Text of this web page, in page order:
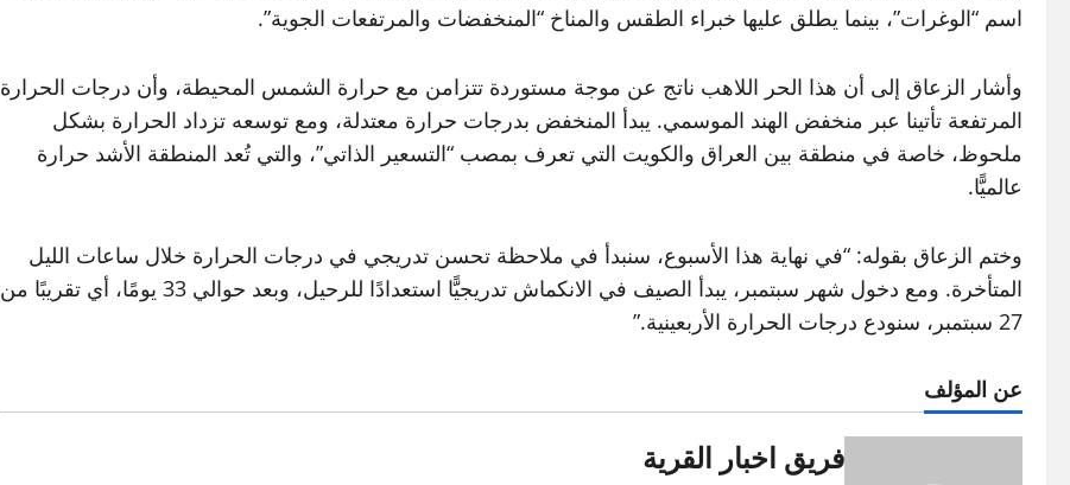
اسم “الوغرات”، بينما يطلق عليها خبراء الطقس والمناخ “المنخفضات والمرتفعات الجوية”.
وأشار الزعاق إلى أن هذا الحر اللاهب ناتج عن موجة مستوردة تتزامن مع حرارة الشمس المحيطة، وأن درجات الحرارة
المرتفعة تأتينا عبر منخفض الهند الموسمي. يبدأ المنخفض بدرجات حرارة معتدلة، ومع توسعه تزداد الحرارة بشكل
ملحوظ، خاصة في منطقة بين العراق والكويت التي تعرف بمصب “التسعير الذاتي”، والتي تُعد المنطقة الأشد حرارة
عالميًّا.
وختم الزعاق بقوله: “في نهاية هذا الأسبوع، سنبدأ في ملاحظة تحسن تدريجي في درجات الحرارة خلال ساعات الليل
المتأخرة. ومع دخول شهر سبتمبر، يبدأ الصيف في الانكماش تدريجيًّا استعدادًا للرحيل، وبعد حوالي 33 يومًا، أي تقريبًا من
27 سبتمبر، سنودع درجات الحرارة الأربعينية.”
عن المؤلف
فريق اخبار القرية